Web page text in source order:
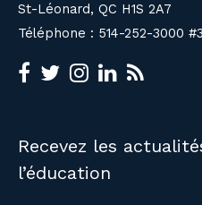
St-Léonard, QC H1S 2A7
Téléphone : 514-252-3000
Recevez les
l’éducation